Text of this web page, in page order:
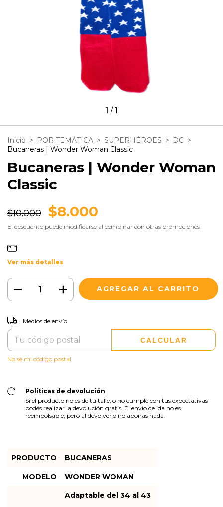
1 /1
Inicio > POR TEMÁTICA > SUPERHÉROES > DC >
Bucaneras | Wonder Woman Classic
Bucaneras | Wonder Woman
Classic
$10.000 $8.000
El descuento puede modificarse al combinar con otras promociones.
Ver más detalles
Entregas para el CP:
Medios de envío
CALCULAR
No sé mi código postal
Políticas de devolución
Si el producto no es de tu talle, o no cumple con tus expectativas
podés realizar la devolución gratis. El envío de ida no es
reembolsable, pero al devolverlo no abonas nada.
PRODUCTO BUCANERAS
MODELO WONDER WOMAN
Adaptable del 34 al 43